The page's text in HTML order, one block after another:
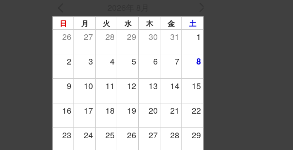
日 月 火 水 木 金 土
26 27 28 29 30 31 1
2 3 4 5 6 7 8
9 10 11 12 13 14 15
16 17 18 19 20 21 22
23 24 25 26 27 28 29